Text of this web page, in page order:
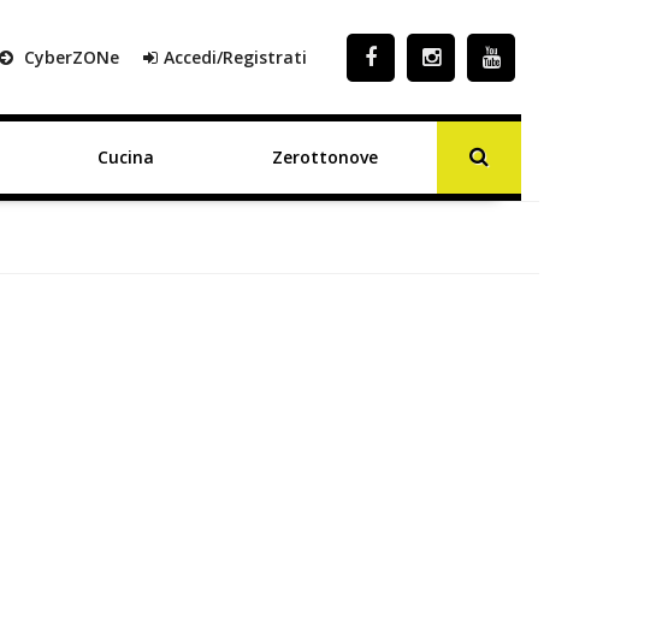
CyberZONe Accedi/Registrati
Cucina Zerottonove